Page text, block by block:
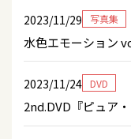
2nd.DVD『ピュア
2023/11/24 ウェブ
サンスポweb 連載
記」に掲載！！
2023/11/29 写真集
水色エモーション
2023/11/24 DVD
2nd.DVD『ピュア・